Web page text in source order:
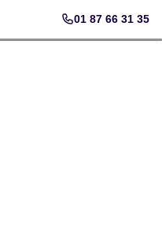
01 87 66 31 35